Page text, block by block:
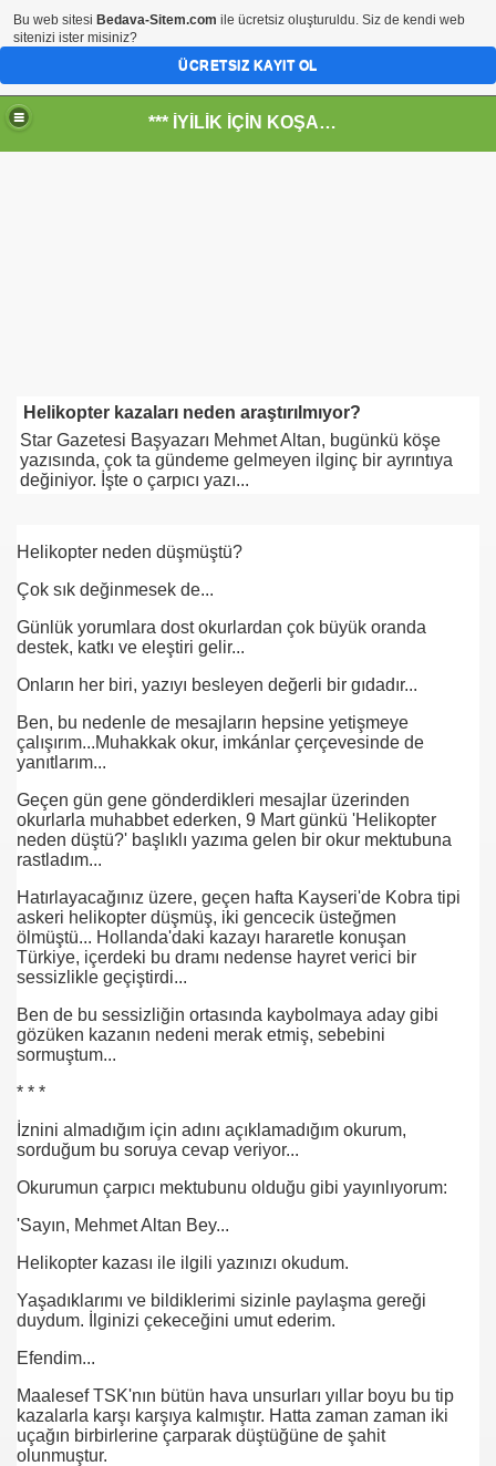
*** İYİLİK İÇİN KOŞANLARIN YERİ***
Helikopter kazaları neden araştırılmıyor?
Star Gazetesi Başyazarı Mehmet Altan, bugünkü köşe
yazısında, çok ta gündeme gelmeyen ilginç bir ayrıntıya
değiniyor. İşte o çarpıcı yazı...
Helikopter neden düşmüştü?
Çok sık değinmesek de...
Günlük yorumlara dost okurlardan çok büyük oranda
destek, katkı ve eleştiri gelir...
Onların her biri, yazıyı besleyen değerli bir gıdadır...
Ben, bu nedenle de mesajların hepsine yetişmeye
çalışırım...Muhakkak okur, imkánlar çerçevesinde de
yanıtlarım...
Geçen gün gene gönderdikleri mesajlar üzerinden
okurlarla muhabbet ederken, 9 Mart günkü 'Helikopter
neden düştü?' başlıklı yazıma gelen bir okur mektubuna
rastladım...
Hatırlayacağınız üzere, geçen hafta Kayseri'de Kobra tipi
askeri helikopter düşmüş, iki gencecik üsteğmen
ölmüştü... Hollanda'daki kazayı hararetle konuşan
Türkiye, içerdeki bu dramı nedense hayret verici bir
sessizlikle geçiştirdi...
Ben de bu sessizliğin ortasında kaybolmaya aday gibi
gözüken kazanın nedeni merak etmiş, sebebini
sormuştum...
* * *
İznini almadığım için adını açıklamadığım okurum,
sorduğum bu soruya cevap veriyor...
Okurumun çarpıcı mektubunu olduğu gibi yayınlıyorum:
'Sayın, Mehmet Altan Bey...
Helikopter kazası ile ilgili yazınızı okudum.
Yaşadıklarımı ve bildiklerimi sizinle paylaşma gereği
duydum. İlginizi çekeceğini umut ederim.
Efendim...
Maalesef TSK'nın bütün hava unsurları yıllar boyu bu tip
kazalarla karşı karşıya kalmıştır. Hatta zaman zaman iki
uçağın birbirlerine çarparak düştüğüne de şahit
olunmuştur.
- HİDROJEN ENERJİ MRK *NASIL ENGELLENDİ* !!!
-Engellenen Mühendis !!!
Halal Food
AS-DER.
DUYURUSU
Bu web sitesi Bedava-Sitem.com ile ücretsiz oluşturuldu. Siz de kendi web
sitenizi ister misiniz?
ÜCRETSIZ KAYIT OL